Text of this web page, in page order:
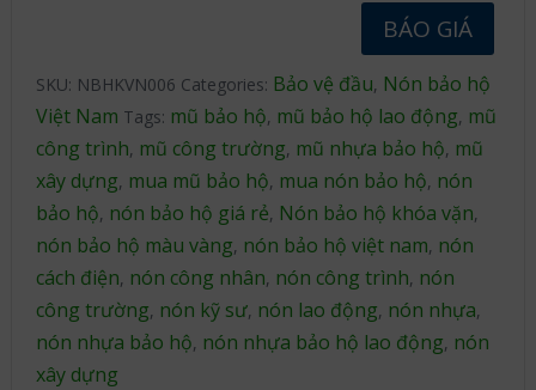
BÁO GIÁ
SKU: NBHKVN006 Categories: Bảo vệ đầu, Nón bảo hộ
Việt Nam Tags: mũ bảo hộ, mũ bảo hộ lao động, mũ
công trình, mũ công trường, mũ nhựa bảo hộ, mũ
xây dựng, mua mũ bảo hộ, mua nón bảo hộ, nón
bảo hộ, nón bảo hộ giá rẻ, Nón bảo hộ khóa vặn,
nón bảo hộ màu vàng, nón bảo hộ việt nam, nón
cách điện, nón công nhân, nón công trình, nón
công trường, nón kỹ sư, nón lao động, nón nhựa,
nón nhựa bảo hộ, nón nhựa bảo hộ lao động, nón
xây dựng